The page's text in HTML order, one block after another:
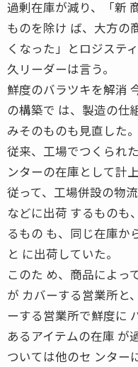
過剰在庫が減り、「新
ものを除け ば、大方の
くなった」とロジステ
久リーダーは言う。
鮮度のバラツキを解消
の構築で は、製造の仕
みそのものも見直した。
従来、工場でつくられ
ンターの在庫として計
従って、工場併設の物
などに出荷 するものも
るもの も、同じ在庫か
と に出荷していた。
このた め、商品によっ
が カバーする営業所と
ーする営業所で鮮度に
あるアイテムの在庫 が
ついては他のセ ンター